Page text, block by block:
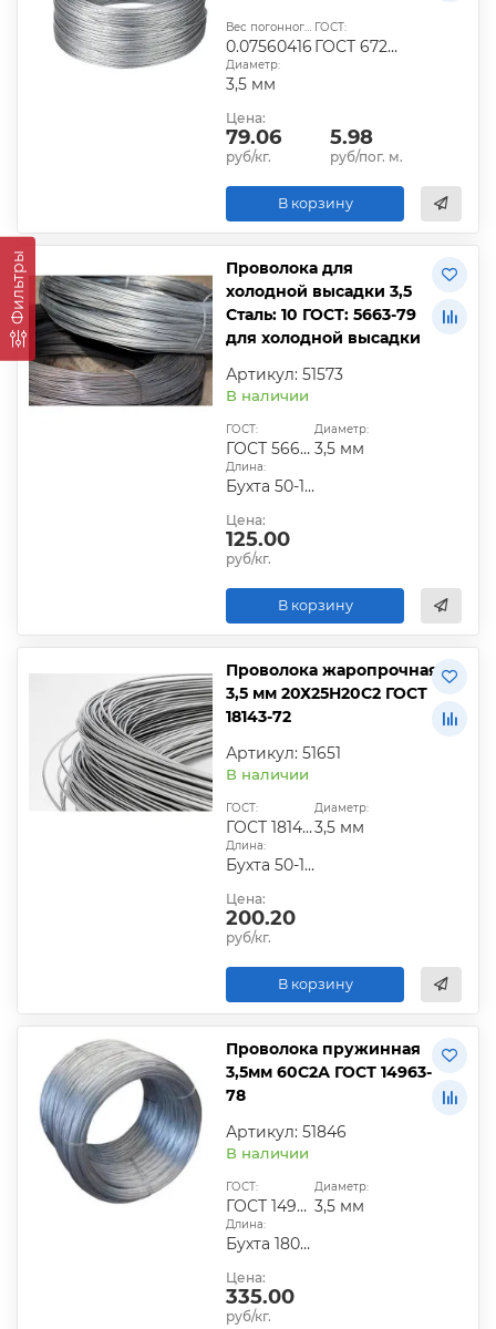
Фильтры
Вес погонного метра, кг:
0.07560416
ГОСТ:
ГОСТ 6727-80
Диаметр:
3,5 мм
Цена:
79.06
руб/кг.
5.98
руб/пог. м.
В корзину
Проволока для
холодной высадки 3,5
Сталь: 10 ГОСТ: 5663-79
для холодной высадки
Артикул: 51573
В наличии
ГОСТ:
ГОСТ 5663-79
Диаметр:
3,5 мм
Длина:
Бухта 50-100 кг
Цена:
125.00
руб/кг.
В корзину
Проволока жаропрочная
3,5 мм 20Х25Н20С2 ГОСТ
18143-72
Артикул: 51651
В наличии
ГОСТ:
ГОСТ 18143-72
Диаметр:
3,5 мм
Длина:
Бухта 50-100 кг
Цена:
200.20
руб/кг.
В корзину
Проволока пружинная
3,5мм 60С2А ГОСТ 14963-
78
Артикул: 51846
В наличии
ГОСТ:
ГОСТ 14963-78
Диаметр:
3,5 мм
Длина:
Бухта 180х250 кг
Цена:
335.00
руб/кг.